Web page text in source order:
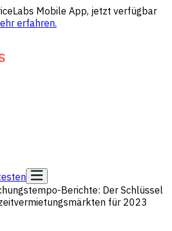
Mobile App, jetzt verfügbar
erfahren.
Berichte: Der Schlüssel
für 2023